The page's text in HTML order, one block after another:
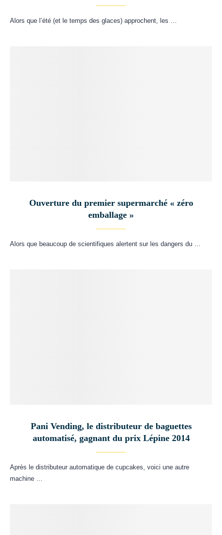
Alors que l’été (et le temps des glaces) approchent, les …
Ouverture du premier supermarché « zéro
emballage »
Alors que beaucoup de scientifiques alertent sur les dangers du …
Pani Vending, le distributeur de baguettes
automatisé, gagnant du prix Lépine 2014
Après le distributeur automatique de cupcakes, voici une autre
machine …